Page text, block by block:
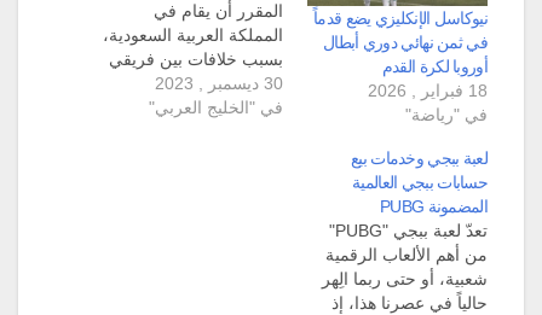
نيوكاسل الإنكليزي يضع قدماً
في ثمن نهائي دوري أبطال
أوروبا لكرة القدم
18 فبراير , 2026
في "رياضة"
المقرر أن يقام في
المملكة العربية السعودية،
بسبب خلافات بين فريقي
النهائي فنربخشة وغلطة
سراي (Galatasaray vs
30 ديسمبر , 2023
في "الخليج العربي"
لعبة ببجي وخدمات بيع
حسابات ببجي العالمية
المضمونة PUBG
تعدّ لعبة ببجي "PUBG"
من أهم الألعاب الرقمية
شعبية، أو حتى ربما الِهر
حالياً في عصرنا هذا، إذ